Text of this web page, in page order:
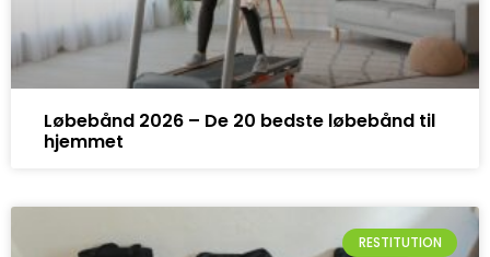
Løbebånd 2026 – De 20 bedste løbebånd til
hjemmet
RESTITUTION